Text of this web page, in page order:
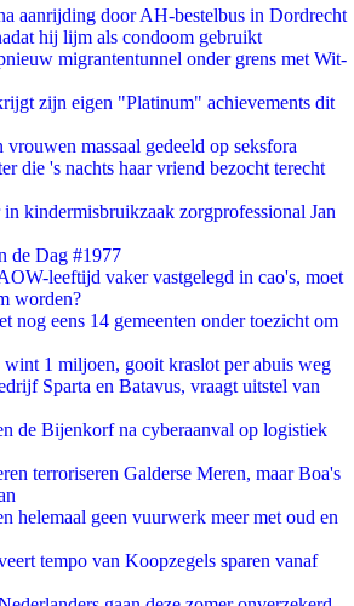
aanrijding door AH-bestelbus in Dordrecht
hij lijm als condoom gebruikt
migrantentunnel onder grens met Wit-
zijn eigen "Platinum" achievements dit
massaal gedeeld op seksfora
die 's nachts haar vriend bezocht terecht
kindermisbruikzaak zorgprofessional Jan
de Dag #1977
leeftijd vaker vastgelegd in cao's, moet
worden?
nog eens 14 gemeenten onder toezicht om
1 miljoen, gooit kraslot per abuis weg
Sparta en Batavus, vraagt uitstel van
de Bijenkorf na cyberaanval op logistiek
terroriseren Galderse Meren, maar Boa's
helemaal geen vuurwerk meer met oud en
tempo van Koopzegels sparen vanaf